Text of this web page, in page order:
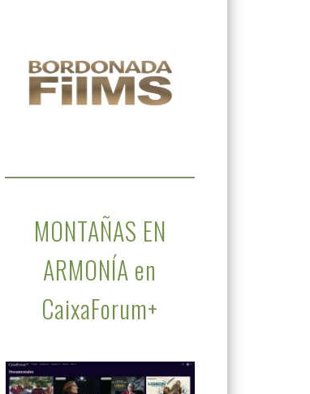
MONTAÑAS EN
ARMONÍA en
CaixaForum+